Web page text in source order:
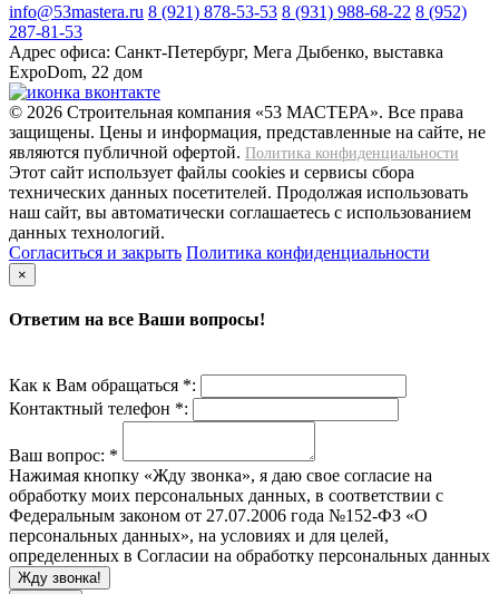
info@53mastera.ru 8 (921) 878-53-53 8 (931) 988-68-22 8 (952)
287-81-53
Адрес офиса: Санкт-Петербург, Мега Дыбенко, выставка
ExpoDom, 22 дом
© 2026 Строительная компания «53 МАСТЕРА». Все права
защищены. Цены и информация, представленные на сайте, не
являются публичной офертой. Политика конфиденциальности
Этот сайт использует файлы cookies и сервисы сбора
технических данных посетителей. Продолжая использовать
наш сайт, вы автоматически соглашаетесь с использованием
данных технологий.
Согласиться и закрыть Политика конфиденциальности
×
Ответим на все Ваши вопросы!
Как к Вам обращаться *:
Контактный телефон *:
Ваш вопрос: *
Нажимая кнопку «Жду звонка», я даю свое согласие на
обработку моих персональных данных, в соответствии с
Федеральным законом от 27.07.2006 года №152-ФЗ «О
персональных данных», на условиях и для целей,
определенных в Согласии на обработку персональных данных